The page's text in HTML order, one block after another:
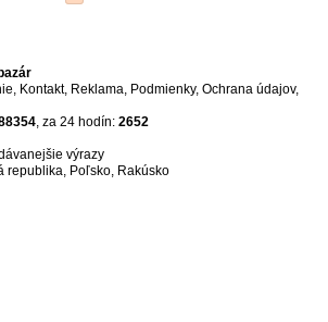
, Kontakt, Reklama, Podmienky, Ochrana údajov,
, za 24 hodín: 2652
výrazy
republika, Poľsko, Rakúsko